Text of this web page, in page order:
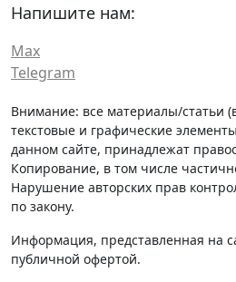
Напишите нам:
Max
Telegram
Внимание: все материалы/статьи
текстовые и графические
данном сайте, принадлежат
Копирование, в том числе
Нарушение авторских прав
по закону.
Информация, представленная на
публичной офертой.